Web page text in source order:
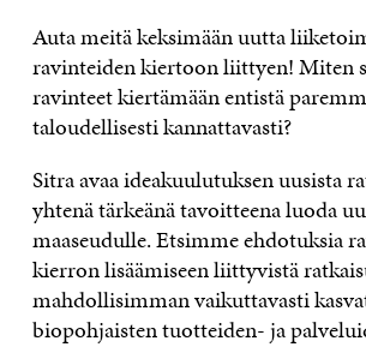
Auta meitä keksimään uutta
ravinteiden kiertoon liittyen! Miten
ravinteet kiertämään entistä
taloudellisesti kannattavasti?
Sitra avaa ideakuulutuksen uusista
yhtenä tärkeänä tavoitteena luoda
maaseudulle. Etsimme ehdotuksia
kierron lisäämiseen liittyvistä
mahdollisimman vaikuttavasti
biopohjaisten tuotteiden- ja